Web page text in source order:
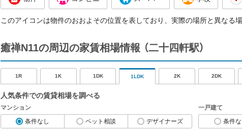
このアイコンは物件のおおよその位置を表しており、実際の場所と異なる
癒禅N11の周辺の家賃相場情報 （二十四軒駅）
1R 1K 1DK 1LDK 2K 2DK
人気条件での賃貸相場を調べる
マンション
条件なし
ペット相談 デザイナーズ
一戸建て
条件な